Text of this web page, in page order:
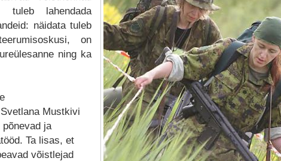
tuleb lahendada
näidata tuleb
on
ning ka
Mustkivi
ja
Ta lisas, et
võistlejad